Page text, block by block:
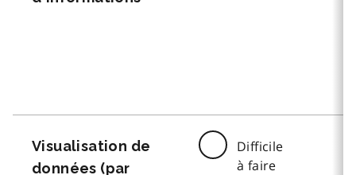
Visualisation de
données (par
Difficile
à faire